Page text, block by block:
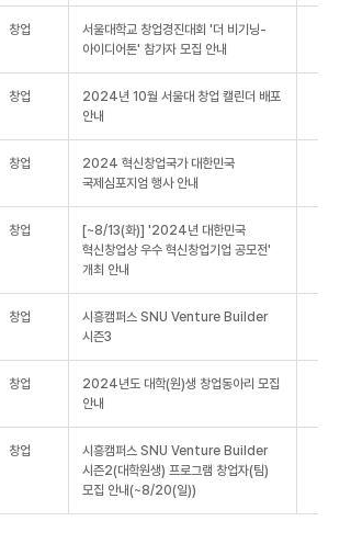
창업
서울대학교 창업경진대회 '더 비기닝-
아이디어톤' 참가자 모집 안내
창업
2024년 10월 서울대 창업 캘린더 배포
안내
창업
2024 혁신창업국가 대한민국
국제심포지엄 행사 안내
창업
[~8/13(화)] '2024년 대한민국
혁신창업상 우수 혁신창업기업 공모전'
개최 안내
창업
시흥캠퍼스 SNU Venture Builder
시즌3
창업
2024년도 대학(원)생 창업동아리 모집
안내
창업
시흥캠퍼스 SNU Venture Builder
시즌2(대학원생) 프로그램 창업자(팀)
모집 안내(~8/20(일))